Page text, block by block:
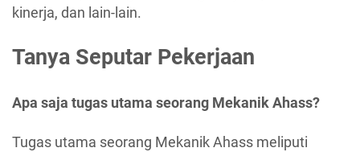
kinerja, dan lain-lain.
Tanya Seputar Pekerjaan
Apa saja tugas utama seorang Mekanik Ahass?
Tugas utama seorang Mekanik Ahass meliputi